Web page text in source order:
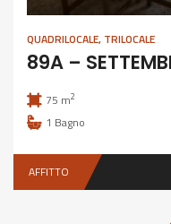
QUADRILOCALE, TRILOCALE
75 m2
1 Bagno
AFFITTO